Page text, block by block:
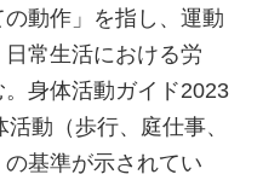
動作」を指し、運動
常生活における労
身体活動ガイド2023
活動（歩行、庭仕事、
基準が示されてい